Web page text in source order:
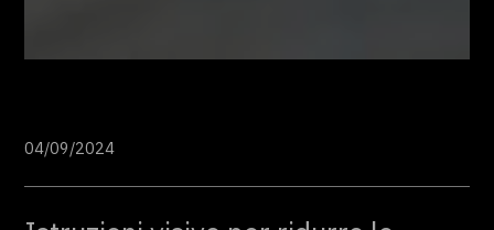
04/09/2024